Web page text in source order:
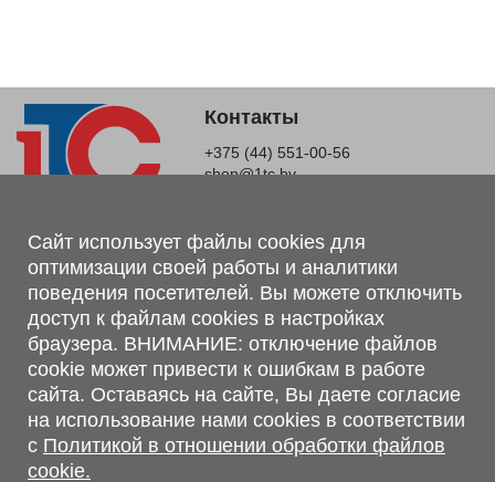
Контакты
+375 (44) 551-00-56
shop@1tc.by
Магазин, склад
г. Минск, Минский р-н, п. Привольный, ул. Мира, 20А,
223062
г. Брест, ул. Лейтенанта Рябцева, 108 В, 224701
Обращаем Ваше внимание, что вся предоставленная на сайте
информация, касающаяся комплектаций, технических
характеристик, цветовых сочетаний, а также стоимости и
сервисного обслуживания носит информационный характер и
не является публичной офертой, определяемой п.2 ст.407
Гражданского кодекса Республики Беларусь.
Сайт использует файлы cookies для
оптимизации своей работы и аналитики
поведения посетителей. Вы можете отключить
доступ к файлам cookies в настройках
браузера. ВНИМАНИЕ: отключение файлов
cookie может привести к ошибкам в работе
сайта. Оставаясь на сайте, Вы даете согласие
на использование нами cookies в соответствии
с Политикой в отношении обработки файлов
cookie.